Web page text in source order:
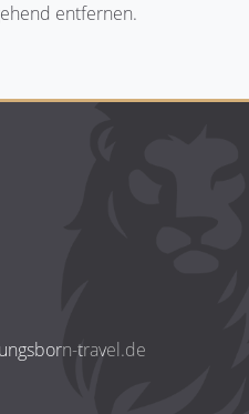
entfernen.
travel.de